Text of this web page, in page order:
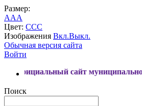
Размер:
AAA
Цвет: CCC
Изображения Вкл.Выкл.
Обычная версия сайта
Войти
сайт муниципального
Поиск